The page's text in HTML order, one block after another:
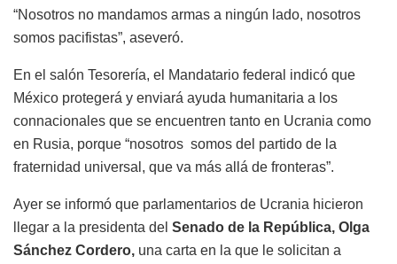
“Nosotros no mandamos armas a ningún lado, nosotros
somos pacifistas”, aseveró.
En el salón Tesorería, el Mandatario federal indicó que
México protegerá y enviará ayuda humanitaria a los
connacionales que se encuentren tanto en Ucrania como
en Rusia, porque “nosotros somos del partido de la
fraternidad universal, que va más allá de fronteras”.
Ayer se informó que parlamentarios de Ucrania hicieron
llegar a la presidenta del Senado de la República, Olga
Sánchez Cordero, una carta en la que le solicitan a